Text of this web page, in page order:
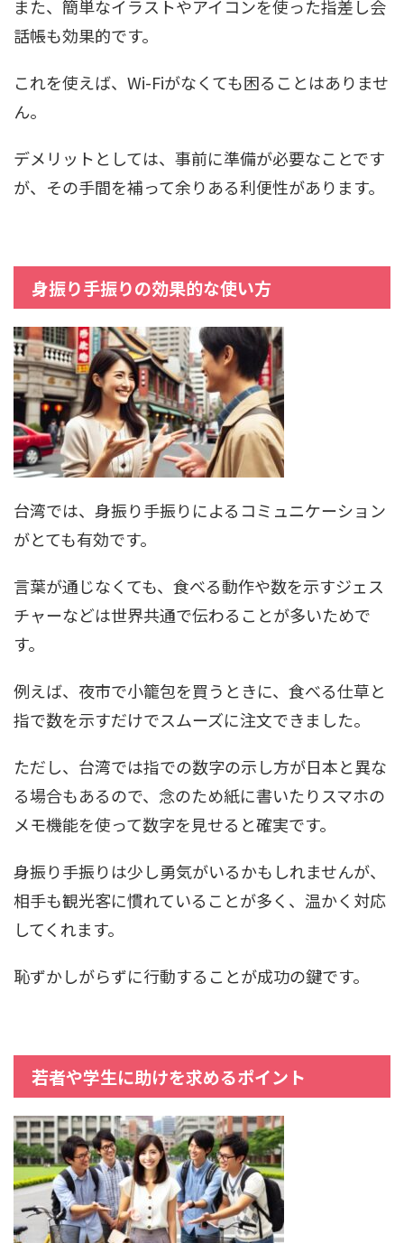
また、簡単なイラストやアイコンを使った指差し会
話帳も効果的です。
これを使えば、Wi-Fiがなくても困ることはありませ
ん。
デメリットとしては、事前に準備が必要なことです
が、その手間を補って余りある利便性があります。
身振り手振りの効果的な使い方
台湾では、身振り手振りによるコミュニケーション
がとても有効です。
言葉が通じなくても、食べる動作や数を示すジェス
チャーなどは世界共通で伝わることが多いためで
す。
例えば、夜市で小籠包を買うときに、食べる仕草と
指で数を示すだけでスムーズに注文できました。
ただし、台湾では指での数字の示し方が日本と異な
る場合もあるので、念のため紙に書いたりスマホの
メモ機能を使って数字を見せると確実です。
身振り手振りは少し勇気がいるかもしれませんが、
相手も観光客に慣れていることが多く、温かく対応
してくれます。
恥ずかしがらずに行動することが成功の鍵です。
若者や学生に助けを求めるポイント